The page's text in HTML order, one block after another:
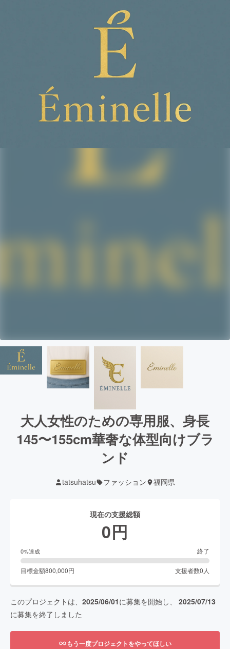
大人女性のための専用服、身長
145〜155cm華奢な体型向けブラ
ンド
tatsuhatsu ファッション 福岡県
現在の支援総額
0円
0%達成 終了
目標金額800,000円 支援者数0 人
このプロジェクトは、 2025/06/01に募集を開始し、 2025/07/13
に募集を終了しました
もう一度プロジェクトをやってほしい